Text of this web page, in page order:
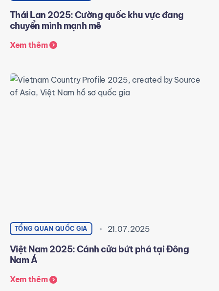
Thái Lan 2025: Cường quốc khu vực đang
chuyển mình mạnh mẽ
Xem thêm
TỔNG QUAN QUỐC GIA 21.07.2025
Việt Nam 2025: Cánh cửa bứt phá tại Đông
Nam Á
Xem thêm